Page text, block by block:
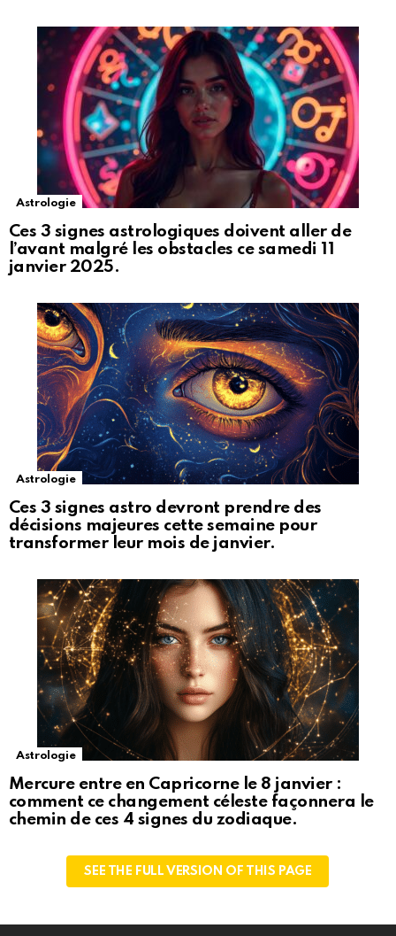
Astrologie
Ces 3 signes astrologiques doivent aller de
l’avant malgré les obstacles ce samedi 11
janvier 2025.
Astrologie
Ces 3 signes astro devront prendre des
décisions majeures cette semaine pour
transformer leur mois de janvier.
Astrologie
Mercure entre en Capricorne le 8 janvier :
comment ce changement céleste façonnera le
chemin de ces 4 signes du zodiaque.
SEE THE FULL VERSION OF THIS PAGE